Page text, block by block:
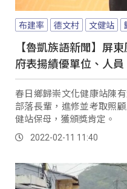
布建率 德文村 文健站
【魯凱族語新聞】屏
府表揚績優單位、人員
春日鄉歸崇文化健康站陳
部落長輩，進修並考取照
健站保母，獲頒獎肯定。
2022-02-11 11:40